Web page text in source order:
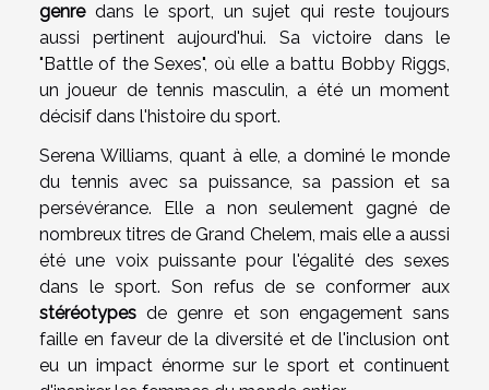
genredans le sport, un sujet qui reste toujours
aussi pertinent aujourd'hui. Sa victoire dans le
"Battle of the Sexes", où elle a battu Bobby Riggs,
un joueur de tennis masculin, a été un moment
décisif dans l'histoire du sport.
Serena Williams, quant à elle, a dominé le monde
du tennis avec sa puissance, sa passion et sa
persévérance. Elle a non seulement gagné de
nombreux titres de Grand Chelem, mais elle a aussi
été une voix puissante pour l'égalité des sexes
dans le sport. Son refus de se conformer aux
stéréotypes de genre et son engagement sans
faille en faveur de la diversité et de l'inclusion ont
eu un impact énorme sur le sport et continuent